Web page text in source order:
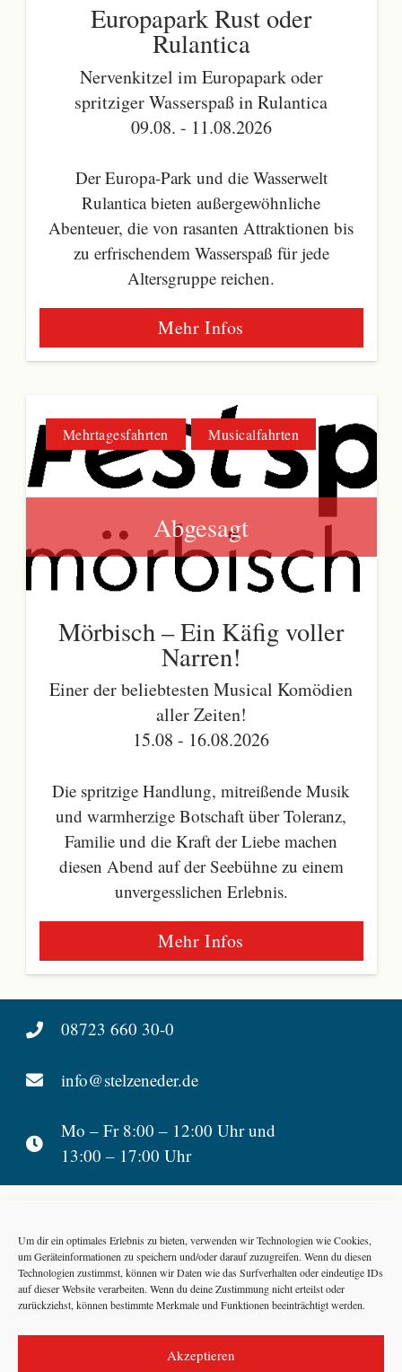
Um dir ein optimales Erlebnis zu bieten, verwenden wir Technologien wie Cookies,
um Geräteinformationen zu speichern und/oder darauf zuzugreifen. Wenn du diesen
Technologien zustimmst, können wir Daten wie das Surfverhalten oder eindeutige IDs
auf dieser Website verarbeiten. Wenn du deine Zustimmung nicht erteilst oder
zurückziehst, können bestimmte Merkmale und Funktionen beeinträchtigt werden.
Akzeptieren
Europapark Rust oder
Rulantica
Nervenkitzel im Europapark oder
spritziger Wasserspaß in Rulantica
09.08. - 11.08.2026
Der Europa-Park und die Wasserwelt
Rulantica bieten außergewöhnliche
Abenteuer, die von rasanten Attraktionen bis
zu erfrischendem Wasserspaß für jede
Altersgruppe reichen.
Mehr Infos
Abgesagt
Mehrtagesfahrten Musicalfahrten
Mörbisch – Ein Käfig voller
Narren!
Einer der beliebtesten Musical Komödien
aller Zeiten!
15.08 - 16.08.2026
Die spritzige Handlung, mitreißende Musik
und warmherzige Botschaft über Toleranz,
Familie und die Kraft der Liebe machen
diesen Abend auf der Seebühne zu einem
unvergesslichen Erlebnis.
Mehr Infos
08723 660 30-0
info@stelzeneder.de
Mo – Fr 8:00 – 12:00 Uhr und
13:00 – 17:00 Uhr
Hainberg 35
D-94424 Arnstorf
Reiseinformationen|Datenschutzerklärung